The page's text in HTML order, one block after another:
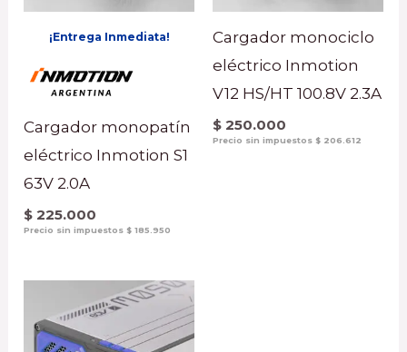
¡Entrega Inmediata!
Cargador monopatín
eléctrico Inmotion S1
63V 2.0A
$ 225.000
Precio sin impuestos$ 185.950
Cargador monociclo
eléctrico Inmotion
V12 HS/HT 100.8V 2.3A
$ 250.000
Precio sin impuestos $ 206.612